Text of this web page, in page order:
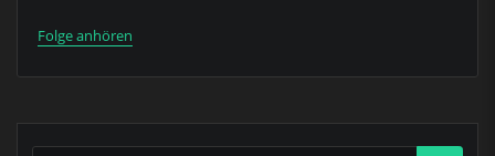
Folge anhören